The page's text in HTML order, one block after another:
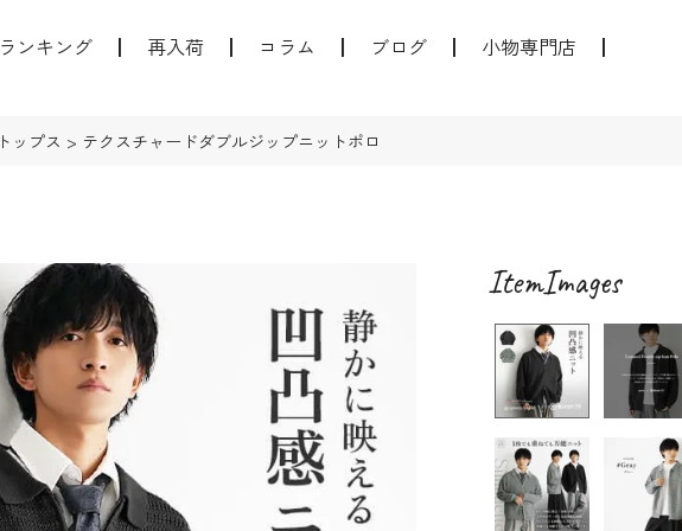
ランキング 再入荷 コラム ブログ 小物専門店
トップス テクスチャードダブルジップニットポロ